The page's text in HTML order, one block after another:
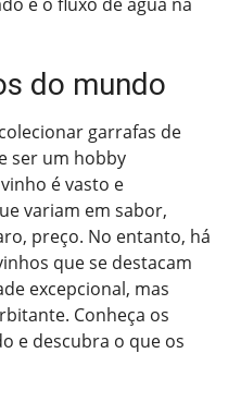
do mundo
garrafas de
ser um hobby
é vasto e
variam em sabor,
preço. No entanto, há
que se destacam
excepcional, mas
Conheça os
e descubra o que os